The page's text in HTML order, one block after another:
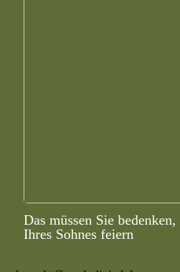
Das müssen Sie
Ihres Sohnes feiern